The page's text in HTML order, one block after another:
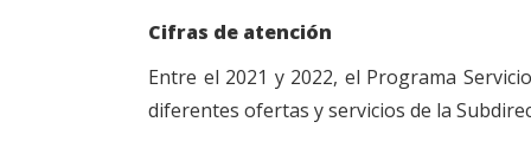
Cifras de atención
Entre el 2021 y 2022, el Programa
diferentes ofertas y servicios de la